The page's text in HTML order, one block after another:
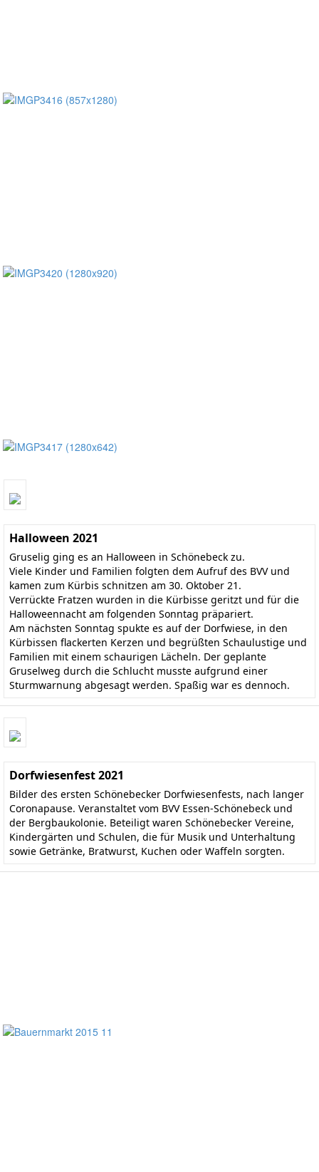
Halloween 2021
Gruselig ging es an Halloween in Schönebeck zu.
Viele Kinder und Familien folgten dem Aufruf des BVV und
kamen zum Kürbis schnitzen am 30. Oktober 21.
Verrückte Fratzen wurden in die Kürbisse geritzt und für die
Halloweennacht am folgenden Sonntag präpariert.
Am nächsten Sonntag spukte es auf der Dorfwiese, in den
Kürbissen flackerten Kerzen und begrüßten Schaulustige und
Familien mit einem schaurigen Lächeln. Der geplante
Gruselweg durch die Schlucht musste aufgrund einer
Sturmwarnung abgesagt werden. Spaßig war es dennoch.
Dorfwiesenfest 2021
Bilder des ersten Schönebecker Dorfwiesenfests, nach langer
Coronapause. Veranstaltet vom BVV Essen-Schönebeck und
der Bergbaukolonie. Beteiligt waren Schönebecker Vereine,
Kindergärten und Schulen, die für Musik und Unterhaltung
sowie Getränke, Bratwurst, Kuchen oder Waffeln sorgten.